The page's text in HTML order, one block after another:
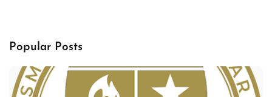
Popular Posts